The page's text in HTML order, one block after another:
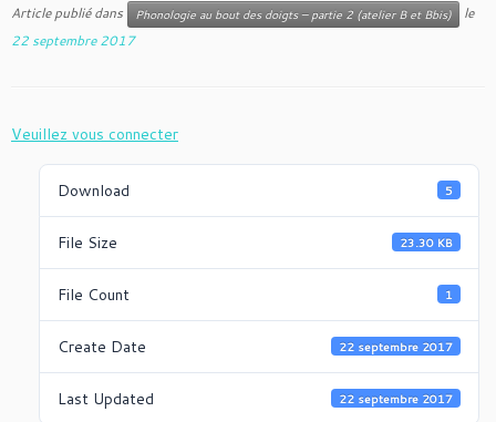
Article publié dans Phonologie au bout des doigts – partie 2 (atelier B et Bbis)
le
22 septembre 2017
Veuillez vous connecter
Download 5
File Size 23.30 KB
File Count 1
Create Date 22 septembre 2017
Last Updated 22 septembre 2017